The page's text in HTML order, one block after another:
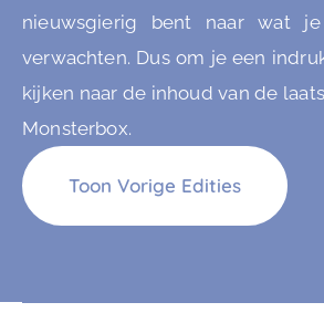
nieuwsgierig bent naar wat
verwachten. Dus om je een
kijken naar de inhoud van de
Monsterbox.
Toon Vorige Edities